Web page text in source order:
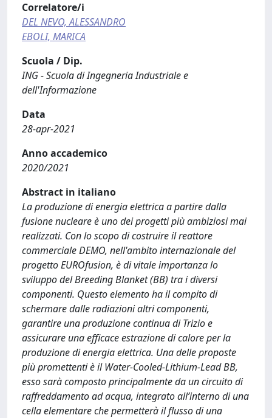
Correlatore/i
DEL NEVO, ALESSANDRO
EBOLI, MARICA
Scuola / Dip.
ING - Scuola di Ingegneria Industriale e
dell'Informazione
Data
28-apr-2021
Anno accademico
2020/2021
Abstract in italiano
La produzione di energia elettrica a partire dalla
fusione nucleare è uno dei progetti più ambiziosi mai
realizzati. Con lo scopo di costruire il reattore
commerciale DEMO, nell'ambito internazionale del
progetto EUROfusion, è di vitale importanza lo
sviluppo del Breeding Blanket (BB) tra i diversi
componenti. Questo elemento ha il compito di
schermare dalle radiazioni altri componenti,
garantire una produzione continua di Trizio e
assicurare una efficace estrazione di calore per la
produzione di energia elettrica. Una delle proposte
più promettenti è il Water-Cooled-Lithium-Lead BB,
esso sarà composto principalmente da un circuito di
raffreddamento ad acqua, integrato all’interno di una
cella elementare che permetterà il flusso di una